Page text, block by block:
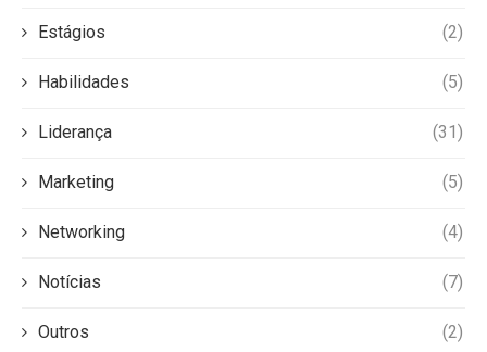
Estágios (2)
Habilidades (5)
Liderança (31)
Marketing (5)
Networking (4)
Notícias (7)
Outros (2)